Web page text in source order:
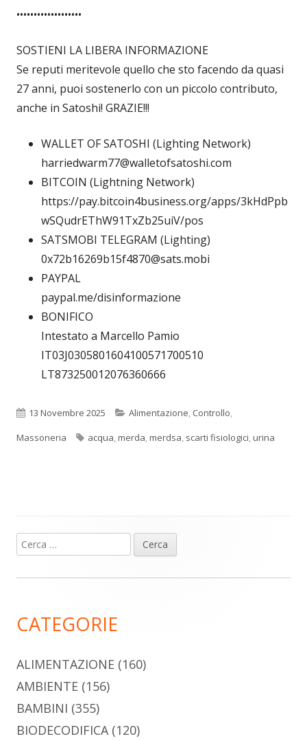
•••••••••••••••••••
SOSTIENI LA LIBERA INFORMAZIONE
Se reputi meritevole quello che sto facendo da quasi
27 anni, puoi sostenerlo con un piccolo contributo,
anche in Satoshi! GRAZIE!!!
WALLET OF SATOSHI (Lighting Network)
harriedwarm77@walletofsatoshi.com
BITCOIN (Lightning Network)
https://pay.bitcoin4business.org/apps/3kHdPpb
wSQudrEThW91TxZb25uiV/pos
SATSMOBI TELEGRAM (Lighting)
0x72b16269b15f4870@sats.mobi
PAYPAL
paypal.me/disinformazione
BONIFICO
Intestato a Marcello Pamio
IT03J0305801604100571700510
LT873250012076360666
Pubblicato
13 Novembre 2025 Categorie
Alimentazione, Controllo,
Massoneria
Tag
acqua,merda,merdsa, scarti fisiologici,urina
Barra
laterale
Ricerca
per:
CATEGORIE
ALIMENTAZIONE (160)
AMBIENTE (156)
BAMBINI (355)
BIODECODIFICA (120)